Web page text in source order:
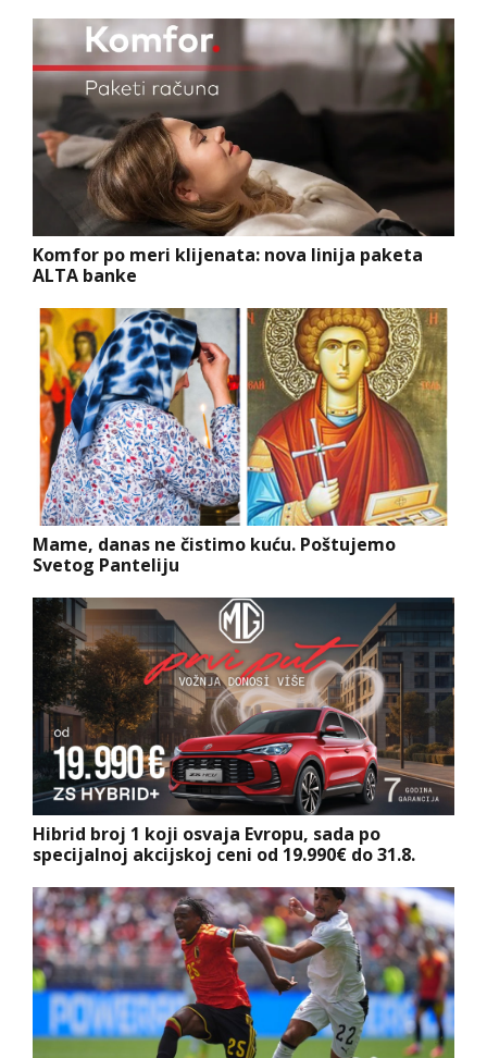
Komfor po meri klijenata: nova linija paketa
ALTA banke
Mame, danas ne čistimo kuću. Poštujemo
Svetog Panteliju
Hibrid broj 1 koji osvaja Evropu, sada po
specijalnoj akcijskoj ceni od 19.990€ do 31.8.